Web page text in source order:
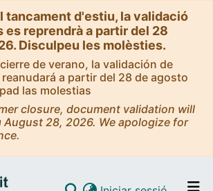
tancament d'estiu, la validació
es reprendrà a partir del 28
Disculpeu les molèsties.
de verano, la validación de
a partir del 28 de agosto
las molestias
closure, document validation will
28, 2026. We apologize for